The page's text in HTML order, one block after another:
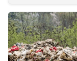
TREETAN
MULTIMEDIA
INDONESIA